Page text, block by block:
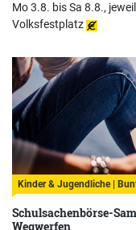
Mo 3.8. bis Sa 8.8.,
Volksfestplatz
Kinder & Jugendliche |
Schulsachenbörse-
Wegwerfen